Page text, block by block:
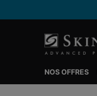
NOS OFFRES